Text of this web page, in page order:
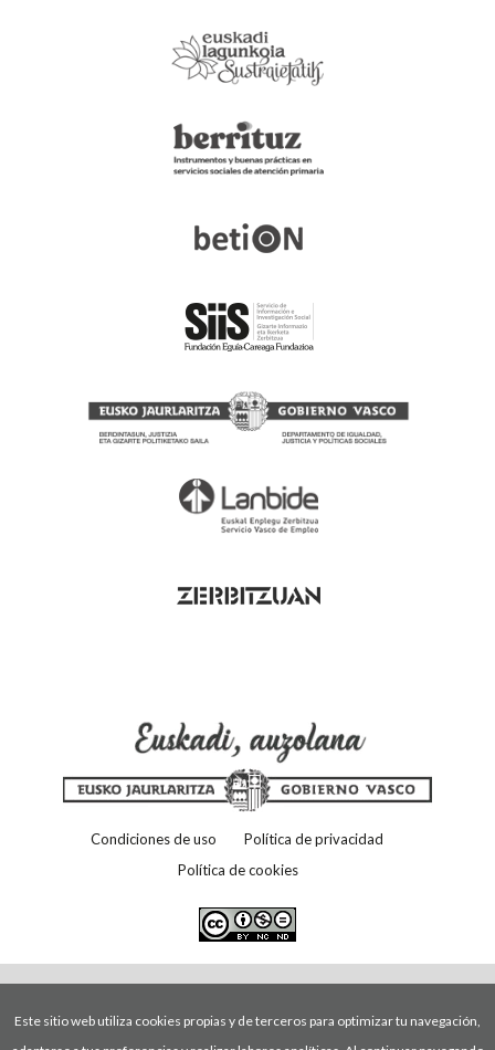
Condiciones de uso
Política de privacidad
Política de cookies
Este sitio web utiliza cookies propias y de terceros para optimizar tu navegación,